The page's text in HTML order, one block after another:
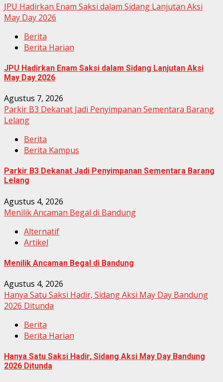
JPU Hadirkan Enam Saksi dalam Sidang Lanjutan Aksi
May Day 2026
Berita
Berita Harian
JPU Hadirkan Enam Saksi dalam Sidang Lanjutan Aksi
May Day 2026
Agustus 7, 2026
Parkir B3 Dekanat Jadi Penyimpanan Sementara Barang
Lelang
Berita
Berita Kampus
Parkir B3 Dekanat Jadi Penyimpanan Sementara Barang
Lelang
Agustus 4, 2026
Menilik Ancaman Begal di Bandung
Alternatif
Artikel
Menilik Ancaman Begal di Bandung
Agustus 4, 2026
Hanya Satu Saksi Hadir, Sidang Aksi May Day Bandung
2026 Ditunda
Berita
Berita Harian
Hanya Satu Saksi Hadir, Sidang Aksi May Day Bandung
2026 Ditunda